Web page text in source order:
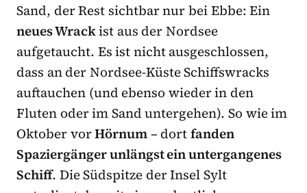
Sand, der Rest sichtbar nur bei Ebbe: Ein
neues Wrackist aus der Nordsee
aufgetaucht. Es ist nicht ausgeschlossen,
dass an der Nordsee-Küste Schiffswracks
auftauchen (und ebenso wieder in den
Fluten oder im Sand untergehen). So wie im
Oktober vorHörnum– dortfanden
Spaziergänger unlängst ein untergangenes
Schiff. Die Südspitze der Insel Sylt